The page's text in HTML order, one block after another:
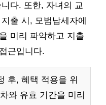
다. 또한, 자녀의 교
출 시, 모범납세자에
미리 파악하고 지출
근입니다.
후, 혜택 적용을 위
와 유효 기간을 미리